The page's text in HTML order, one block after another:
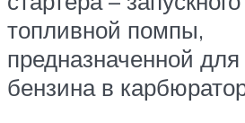
топливной помпы,
предназначенной для
бензина в